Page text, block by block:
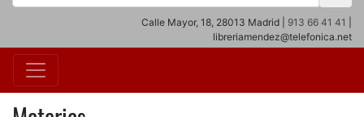
Calle Mayor, 18, 28013 Madrid | 913 66 41 41
libreriamendez@telefonica.net